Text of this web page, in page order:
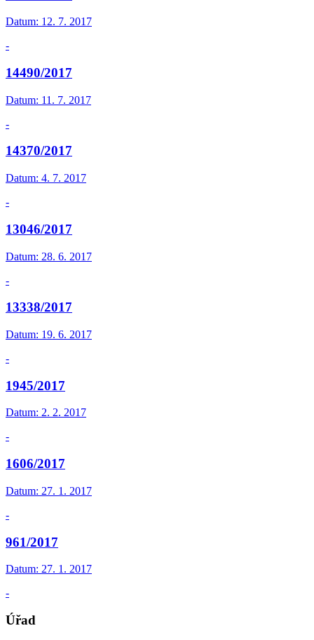
Datum: 12. 7. 2017
-
14490/2017
Datum: 11. 7. 2017
-
14370/2017
Datum: 4. 7. 2017
-
13046/2017
Datum: 28. 6. 2017
-
13338/2017
Datum: 19. 6. 2017
-
1945/2017
Datum: 2. 2. 2017
-
1606/2017
Datum: 27. 1. 2017
-
961/2017
Datum: 27. 1. 2017
-
Úřad